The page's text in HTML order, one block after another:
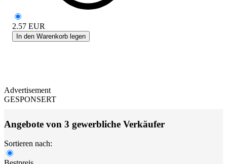
2.57 EUR
In den Warenkorb legen
Advertisement
GESPONSERT
Angebote von 3 gewerbliche Verkäufer
Sortieren nach: